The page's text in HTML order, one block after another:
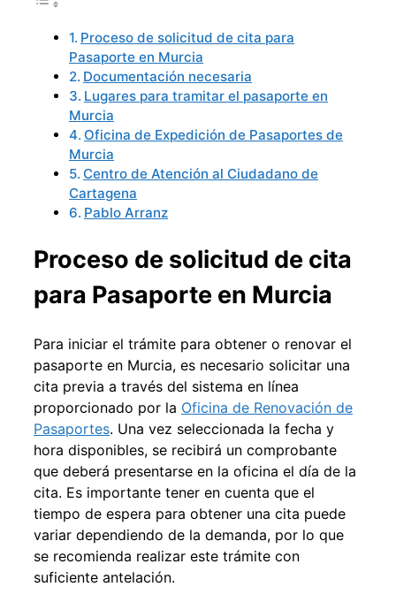
Proceso de solicitud de cita para
Pasaporte en Murcia
Documentación necesaria
Lugares para tramitar el pasaporte en
Murcia
Oficina de Expedición de Pasaportes de
Murcia
Centro de Atención al Ciudadano de
Cartagena
Pablo Arranz
Proceso de solicitud de cita
para Pasaporte en Murcia
Para iniciar el trámite para obtener o renovar el
pasaporte en Murcia, es necesario solicitar una
cita previa a través del sistema en línea
proporcionado por la Oficina de Renovación de
Pasaportes. Una vez seleccionada la fecha y
hora disponibles, se recibirá un comprobante
que deberá presentarse en la oficina el día de la
cita. Es importante tener en cuenta que el
tiempo de espera para obtener una cita puede
variar dependiendo de la demanda, por lo que
se recomienda realizar este trámite con
suficiente antelación.